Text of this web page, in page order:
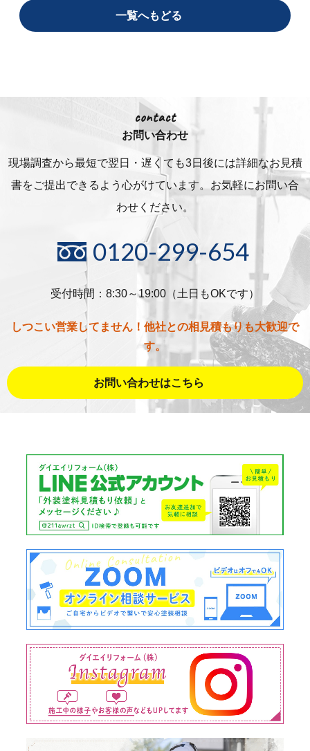
一覧へもどる
contact
お問い合わせ
現場調査から最短で翌日・遅くても3日後には詳細なお見積
書をご提出できるよう心がけています。お気軽にお問い合
わせください。
0120-299-654
受付時間：8:30～19:00（土日もOKです）
しつこい営業してません！他社との相見積もりも大歓迎で
す。
お問い合わせはこちら